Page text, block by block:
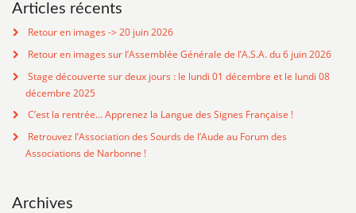
Articles récents
Retour en images -> 20 juin 2026
Retour en images sur l’Assemblée Générale de l’A.S.A. du 6 juin 2026
Stage découverte sur deux jours : le lundi 01 décembre et le lundi 08
décembre 2025
C’est la rentrée… Apprenez la Langue des Signes Française !
Retrouvez l’Association des Sourds de l’Aude au Forum des
Associations de Narbonne !
Archives